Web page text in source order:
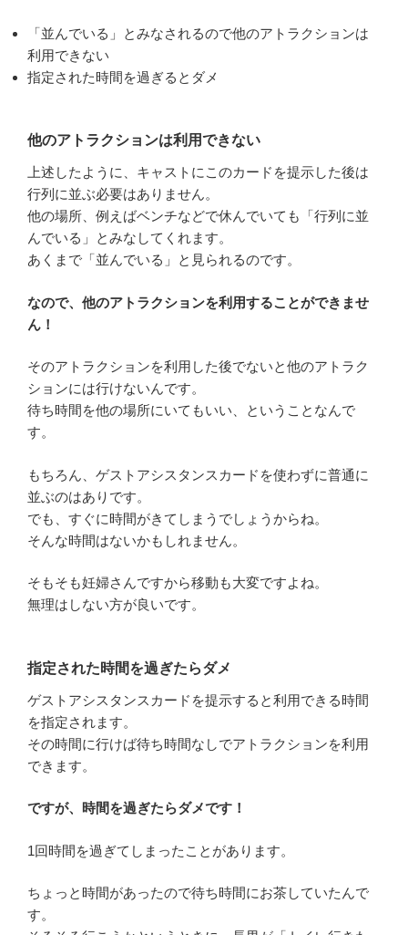
「並んでいる」とみなされるので他のアトラクションは
利用できない
指定された時間を過ぎるとダメ
他のアトラクションは利用できない
上述したように、キャストにこのカードを提示した後は
行列に並ぶ必要はありません。
他の場所、例えばベンチなどで休んでいても「行列に並
んでいる」とみなしてくれます。
あくまで「並んでいる」と見られるのです。
なので、他のアトラクションを利用することができませ
ん！
そのアトラクションを利用した後でないと他のアトラク
ションには行けないんです。
待ち時間を他の場所にいてもいい、ということなんで
す。
もちろん、ゲストアシスタンスカードを使わずに普通に
並ぶのはありです。
でも、すぐに時間がきてしまうでしょうからね。
そんな時間はないかもしれません。
そもそも妊婦さんですから移動も大変ですよね。
無理はしない方が良いです。
指定された時間を過ぎたらダメ
ゲストアシスタンスカードを提示すると利用できる時間
を指定されます。
その時間に行けば待ち時間なしでアトラクションを利用
できます。
ですが、時間を過ぎたらダメです！
1回時間を過ぎてしまったことがあります。
ちょっと時間があったので待ち時間にお茶していたんで
す。